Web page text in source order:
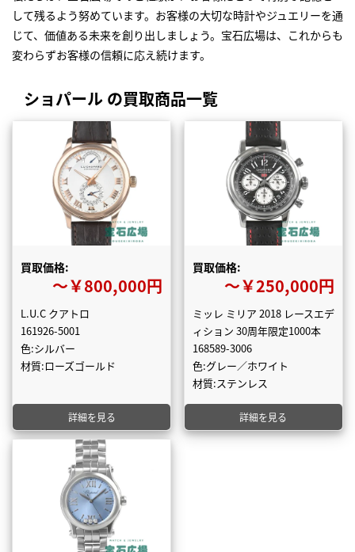
して残るよう努めています。お客様の大切な時計やジュエリーを通
じて、価値ある未来を創り出しましょう。宝石広場は、これからも
変わらずお客様の信頼に応え続けます。
ショパール の買取商品一覧
買取価格:
〜￥800,000円
L.U.C クアトロ
161926-5001
色:シルバー
材質:ローズゴールド
詳細を見る
買取価格:
〜￥250,000円
ミッレ ミリア 2018 レースエデ
ィション 30周年限定1000本
168589-3006
色:グレー／ホワイト
材質:ステンレス
詳細を見る